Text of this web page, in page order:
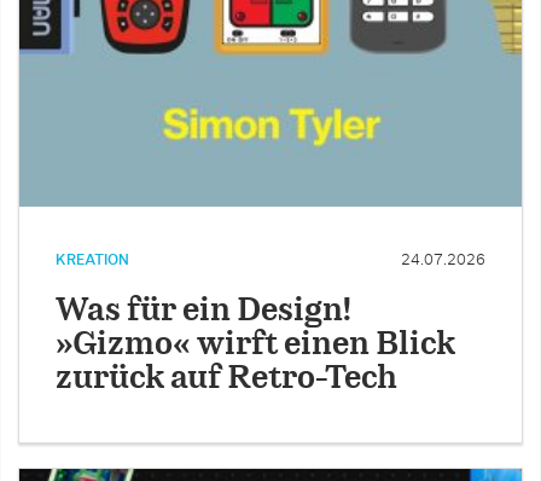
KREATION 24.07.2026
Was für ein Design!
»Gizmo« wirft einen Blick
zurück auf Retro-Tech